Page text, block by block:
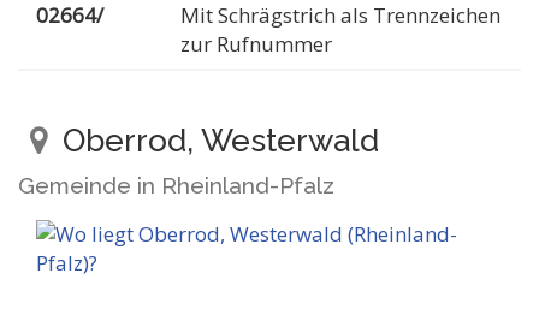
02664/
Mit Schrägstrich als Trennzeichen
zur Rufnummer
Oberrod, Westerwald
Gemeinde in Rheinland-Pfalz